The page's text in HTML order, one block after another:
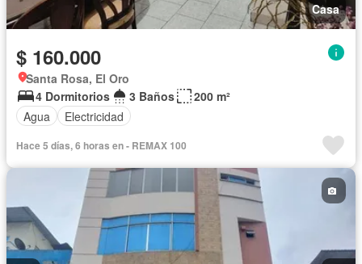
Casa
$ 160.000
Santa Rosa, El Oro
4 Dormitorios
3 Baños
200 m²
Agua
Electricidad
Hace 5 días, 6 horas en - REMAX 100